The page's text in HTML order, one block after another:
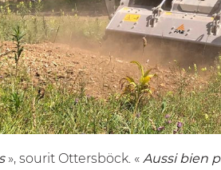
», sourit Ottersböck. « Aussi bien